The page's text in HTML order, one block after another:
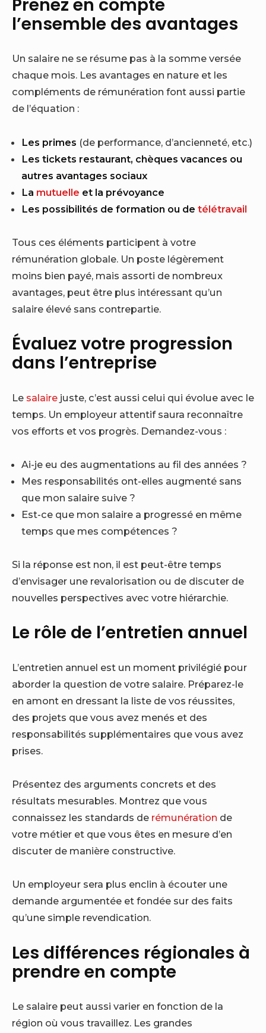
l’ensemble des avantages
Un salaire ne se résume pas à la somme versée
chaque mois. Les avantages en nature et les
compléments de rémunération font aussi partie
de l’équation :
Les primes (de performance, d’ancienneté, etc.)
Les tickets restaurant, chèques vacances ou
autres avantages sociaux
La mutuelle et la prévoyance
Les possibilités de formation ou detélétravail
Tous ces éléments participent à votre
rémunération globale. Un poste légèrement
moins bien payé, mais assorti de nombreux
avantages, peut être plus intéressant qu’un
salaire élevé sans contrepartie.
Évaluez votre progression
dans l’entreprise
Le salaire juste, c’est aussi celui qui évolue avec le
temps. Un employeur attentif saura reconnaître
vos efforts et vos progrès. Demandez-vous :
Ai-je eu des augmentations au fil des années ?
Mes responsabilités ont-elles augmenté sans
que mon salaire suive ?
Est-ce que mon salaire a progressé en même
temps que mes compétences ?
Si la réponse est non, il est peut-être temps
d’envisager une revalorisation ou de discuter de
nouvelles perspectives avec votre hiérarchie.
Le rôle de l’entretien annuel
L’entretien annuel est un moment privilégié pour
aborder la question de votre salaire. Préparez-le
en amont en dressant la liste de vos réussites,
des projets que vous avez menés et des
responsabilités supplémentaires que vous avez
prises.
Présentez des arguments concrets et des
résultats mesurables. Montrez que vous
connaissez les standards de rémunération de
votre métier et que vous êtes en mesure d’en
discuter de manière constructive.
Un employeur sera plus enclin à écouter une
demande argumentée et fondée sur des faits
qu’une simple revendication.
Les différences régionales à
prendre en compte
Le salaire peut aussi varier en fonction de la
région où vous travaillez. Les grandes